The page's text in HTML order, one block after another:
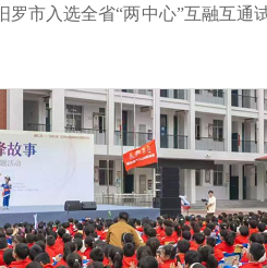
市入选全省“两中心”互融互